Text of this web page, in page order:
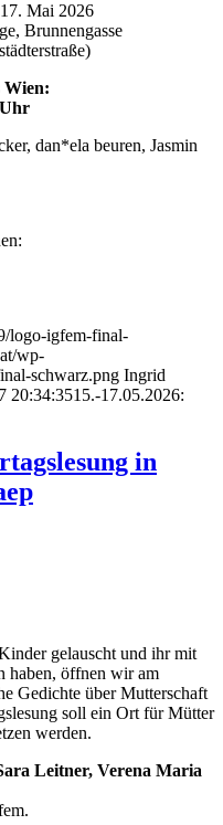
Mai 2026
Brunnengasse
Wien:
Uhr
dan*ela beuren, Jasmin
logo-igfem-final-
wp-
schwarz.png Ingrid
20:34:3515.-17.05.2026:
in
gelauscht und ihr mit
haben, öffnen wir am
Gedichte über Mutterschaft
soll ein Ort für Mütter
werden.
Leitner, Verena Maria